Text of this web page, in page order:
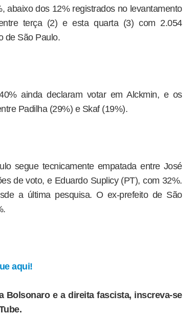
abaixo dos 12% registrados no levantamento
terça (2) e esta quarta (3) com 2.054
de São Paulo.
ainda declaram votar em Alckmin, e os
Padilha (29%) e Skaf (19%).
segue tecnicamente empatada entre José
de voto, e Eduardo Suplicy (PT), com 32%.
a última pesquisa. O ex-prefeito de São
aqui!
Bolsonaro e a direita fascista, inscreva-se